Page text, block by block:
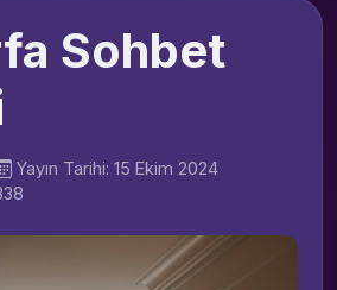
Sohbet
Yayın Tarihi: 15 Ekim 2024